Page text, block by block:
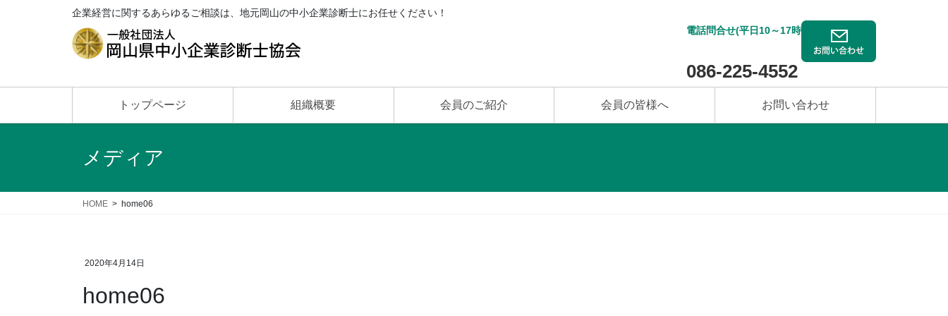
企業経営に関するあらゆるご相談は、地元岡山の中小企業診断士にお任せください！
電話問合せ(平日10～17時)
086-225-4552
トップページ 組織概要 会員のご紹介 会員の皆様へ お問い合わせ
メディア
HOME home06
2020年4月14日
home06